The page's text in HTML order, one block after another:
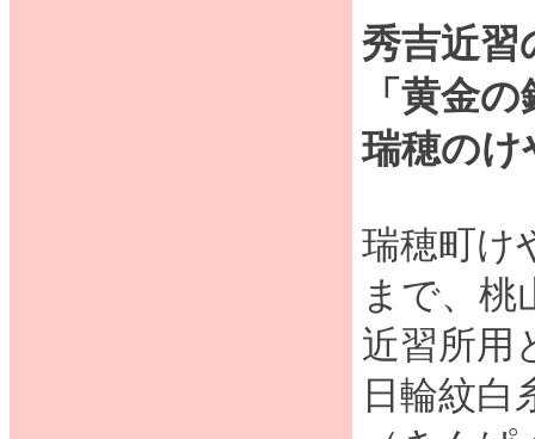
秀吉近習
「黄金
瑞穂のけ
瑞穂町け
まで、桃
近習所用
日輪紋白